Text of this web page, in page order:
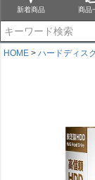
新着商品 商品
HOME ハードディスク